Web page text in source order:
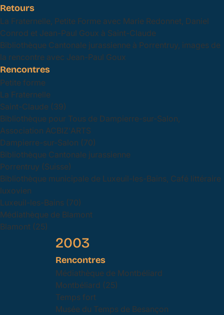
Retours
La Fraternelle, Petite Forme avec Marie Redonnet, Daniel
Conrod et Jean-Paul Goux à Saint-Claude
Bibliothèque Cantonale jurassienne à Porrentruy, images de
la rencontre avec Jean-Paul Goux
Rencontres
Petite forme
La Fraternelle
Saint-Claude (39)
Bibliothèque pour Tous de Dampierre-sur-Salon,
Association ACBIZ'ARTS
Dampierre-sur-Salon (70)
Bibliothèque Cantonale jurassienne
Porrentruy (Suisse)
Bibliothèque municipale de Luxeuil-les-Bains, Café littéraire
luxovien
Luxeuil-les-Bains (70)
Médiathèque de Blamont
Blamont (25)
2003
Rencontres
Médiathèque de Montbéliard
Montbéliard (25)
Temps fort
Musée du Temps de Besançon